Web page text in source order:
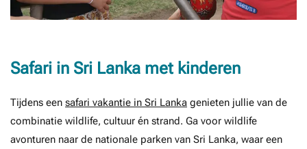
Safari in Sri Lanka met kinderen
Tijdens een safari vakantie in Sri Lanka genieten jullie van de
combinatie wildlife, cultuur én strand. Ga voor wildlife
avonturen naar de nationale parken van Sri Lanka, waar een